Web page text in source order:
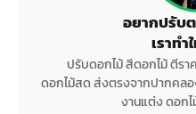
อยากปรับ
เราท
ปรับดอกไม้ สีดอกไม้ ตีร
ดอกไม้สด ส่งตรงจากปากคล
งานแต่ง ดอกไ